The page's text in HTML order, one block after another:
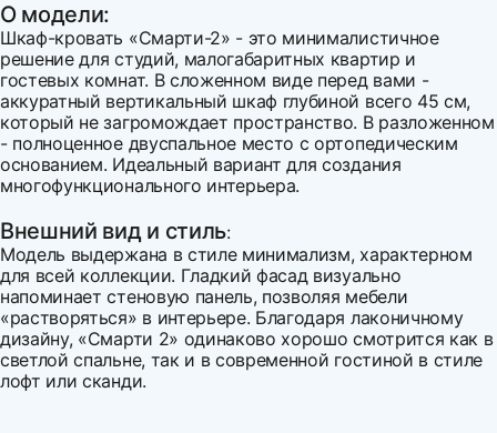
О модели:
Шкаф-кровать «Смарти-2» - это минималистичное
решение для студий, малогабаритных квартир и
гостевых комнат. В сложенном виде перед вами -
аккуратный вертикальный шкаф глубиной всего 45 см,
который не загромождает пространство. В разложенном
- полноценное двуспальное место с ортопедическим
основанием. Идеальный вариант для создания
многофункционального интерьера.
Внешний вид и стиль:
Модель выдержана в стиле минимализм, характерном
для всей коллекции. Гладкий фасад визуально
напоминает стеновую панель, позволяя мебели
«растворяться» в интерьере. Благодаря лаконичному
дизайну, «Смарти 2» одинаково хорошо смотрится как в
светлой спальне, так и в современной гостиной в стиле
лофт или сканди.